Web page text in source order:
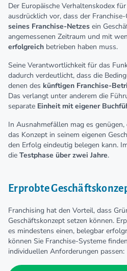
Der Europäische Verhaltenskodex
ausdrücklich vor, dass der Franchise-
seines Franchise-Netzes ein
angemessenen Zeitraum und mit
erfolgreich betrieben haben muss.
Seine Verantwortlichkeit für das
dadurch verdeutlicht, dass die
denen des künftigen Franchise-
Das verlangt unter anderem die
separate Einheit mit eigener
In Ausnahmefällen mag es
das Konzept in seinem eigenen
den Erfolg eindeutig belegen kann.
die Testphase über zwei Jahre.
Erprobte
Franchising hat den Vorteil, dass
Geschäftskonzept setzen können.
es mindestens einen, belegbar
können Sie Franchise-Systeme
individuellen Anforderungen passen: